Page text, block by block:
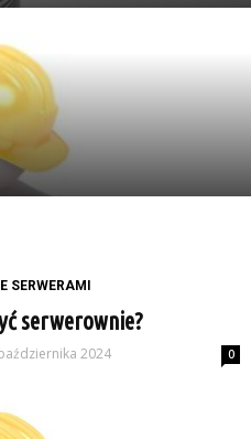
SERWERAMI
serwerownie?
2024 0